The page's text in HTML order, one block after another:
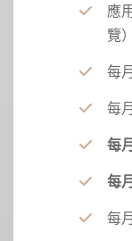
應
覽
每
每
每
每
每